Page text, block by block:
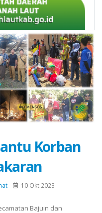
Korban
10 Okt 2023
Bajuin dan